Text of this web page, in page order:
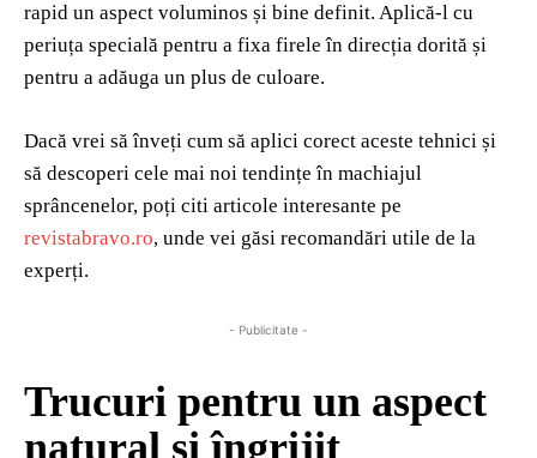
rapid un aspect voluminos și bine definit. Aplică-l cu
periuța specială pentru a fixa firele în direcția dorită și
pentru a adăuga un plus de culoare.
Dacă vrei să înveți cum să aplici corect aceste tehnici și
să descoperi cele mai noi tendințe în machiajul
sprâncenelor, poți citi articole interesante pe
revistabravo.ro, unde vei găsi recomandări utile de la
experți.
- Publicitate -
Trucuri pentru un aspect
natural și îngrijit